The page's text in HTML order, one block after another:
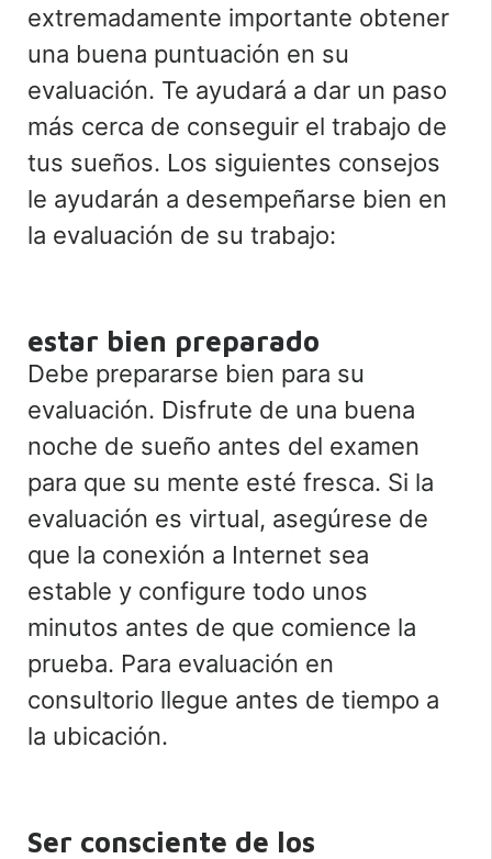
extremadamente importante obtener
una buena puntuación en su
evaluación. Te ayudará a dar un paso
más cerca de conseguir el trabajo de
tus sueños. Los siguientes consejos
le ayudarán a desempeñarse bien en
la evaluación de su trabajo:
estar bien preparado
Debe prepararse bien para su
evaluación. Disfrute de una buena
noche de sueño antes del examen
para que su mente esté fresca. Si la
evaluación es virtual, asegúrese de
que la conexión a Internet sea
estable y configure todo unos
minutos antes de que comience la
prueba. Para evaluación en
consultorio llegue antes de tiempo a
la ubicación.
Ser consciente de los